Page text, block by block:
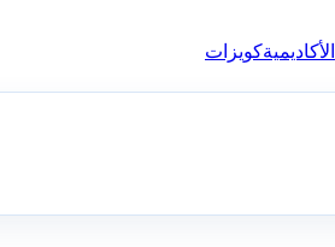
الأكاديميةكويزات